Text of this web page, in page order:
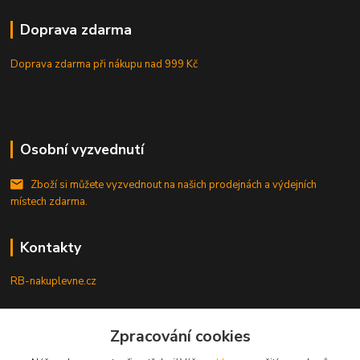
Doprava zdarma
Doprava zdarma při nákupunad 999 Kč
Osobní vyzvednutí
Zboží si můžete vyzvednout na našich prodejnách a výdejních
místech zdarma.
Kontakty
RB-nakuplevne.cz
+420 222722421Zpracování cookies